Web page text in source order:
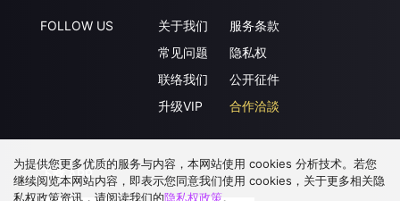
FOLLOW US
关于我们
常见问题
联络我们
升级VIP
服务条款
隐私权
公开征件
合作洽談
下载 APP
为提供您更多优质的服务与内容，本网站使用 cookies 分析技术。若您
继续阅览本网站内容，即表示您同意我们使用 cookies，关于更多相关隐
私权政策资讯，请阅读我们的隐私权政策。